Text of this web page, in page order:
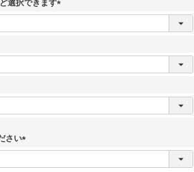
選択できます
(
必
)
さい
(
必